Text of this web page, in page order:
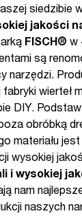
siedzibie
jakości
FISCH® w
są
narzędzi.
wierteł
DIY.
obróbką
materiału
wysokiej
i wysokiej
nam
naszych